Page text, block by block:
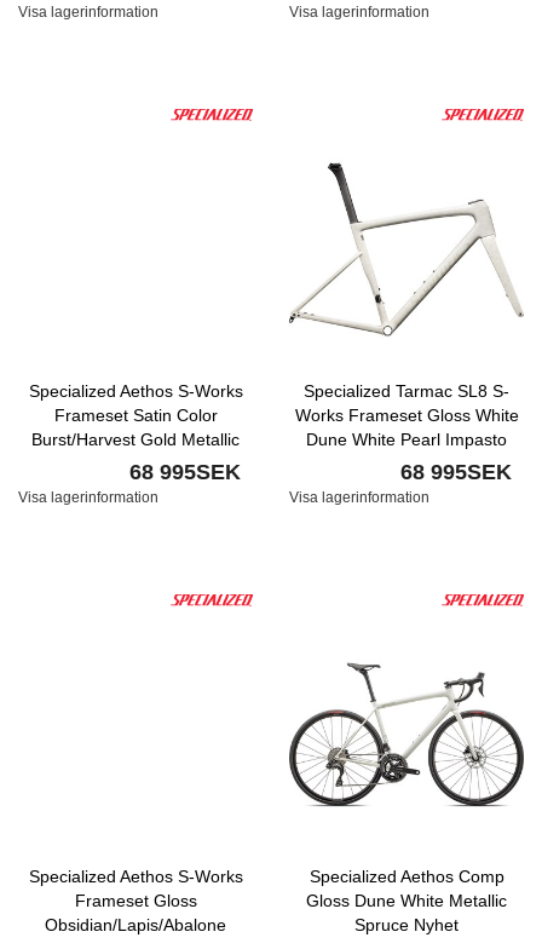
Visa lagerinformation Visa lagerinformation
Specialized Aethos S-Works
Frameset Satin Color
Burst/Harvest Gold Metallic
Nyhet
68 995SEK
Visa lagerinformation
Specialized Tarmac SL8 S-
Works Frameset Gloss White
Dune White Pearl Impasto
Nyhet
68 995SEK
Visa lagerinformation
Specialized Aethos S-Works
Frameset Gloss
Obsidian/Lapis/Abalone
Specialized Aethos Comp
Gloss Dune White Metallic
Spruce Nyhet